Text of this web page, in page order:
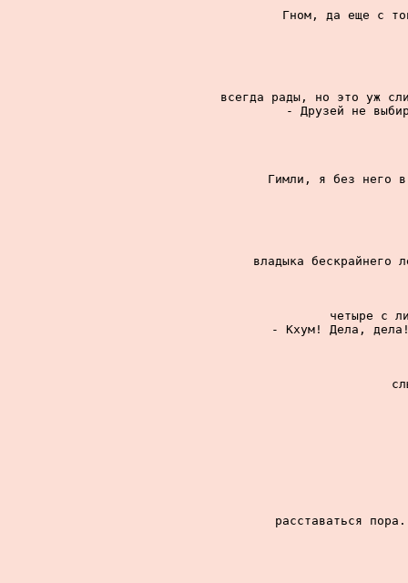
Гном, да еще с
всегда рады, но это уж
- Друзей не
Гимли, я без него
владыка
четыре с
- Кхум! Дела,
расставаться